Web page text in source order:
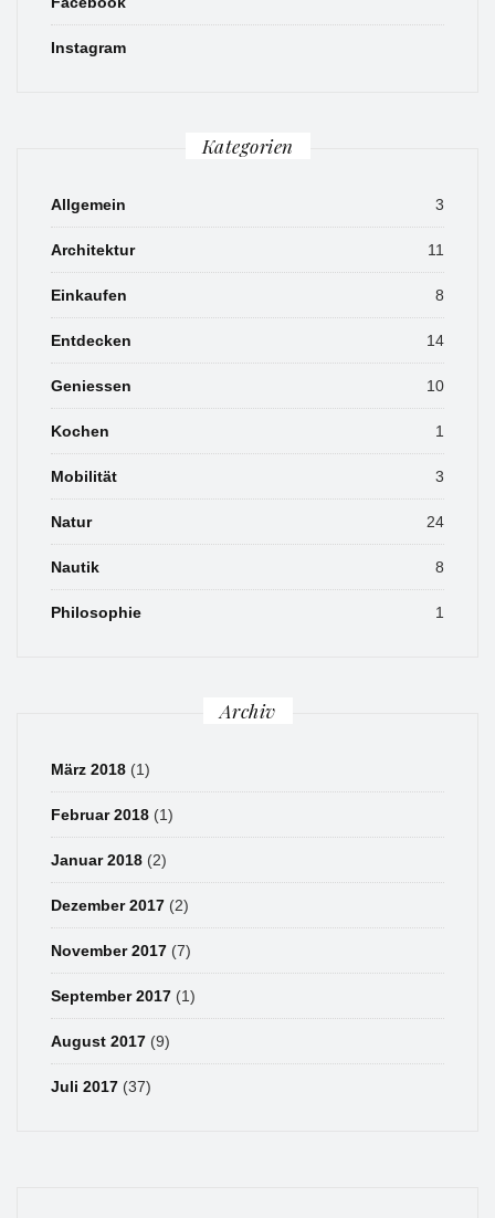
Instagram
Kategorien
Allgemein 3
Architektur 11
Einkaufen 8
Entdecken 14
Geniessen 10
Kochen 1
Mobilität 3
Natur 24
Nautik 8
Philosophie 1
Archiv
März 2018 (1)
Februar 2018 (1)
Januar 2018 (2)
Dezember 2017 (2)
November 2017 (7)
September 2017 (1)
August 2017 (9)
Juli 2017 (37)